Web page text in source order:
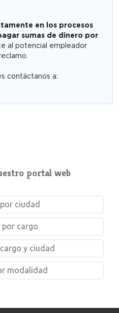
en los procesos
sumas de dinero por
al potencial empleador
contáctanos a:
portal web
ciudad
por cargo
y ciudad
modalidad